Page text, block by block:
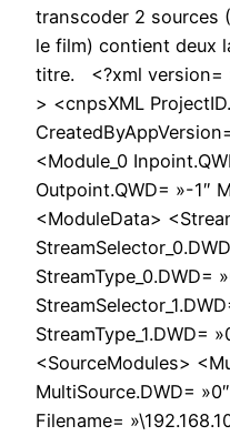
transcoder 2 sources
le film) contient deux
titre. <?xml version=
> <cnpsXML
<Module_0
Outpoint.QWD= »-1″
<ModuleData>
StreamType_0.DWD=
StreamType_1.DWD=
<SourceModules>
MultiSource.DWD= »0″
Filename=